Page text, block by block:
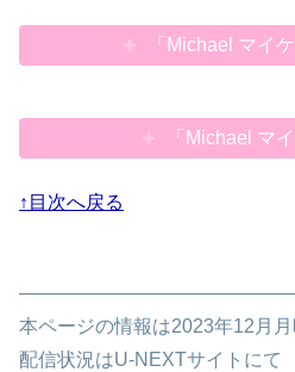
「Michael マイ
「Michael マ
↑目次へ戻る
本ページの情報は2023年12月
配信状況はU-NEXTサイトにて